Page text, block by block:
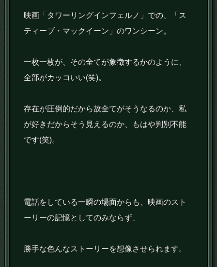
映画「タワーリングインフェルノ」での、「ス
ティーブ・マックイーン」のワンシーン。
一枚一枚が、その全てが象徴するかのように、
全部がカッコいい(笑)。
存在が圧倒的だから故全てがそうなるのか、私
が好きだからそう見えるのか、もはや判別不能
です(笑)。
電話をしている一瞬の場面からも、映画のスト
ーリーの記憶としてのみならず、
勝手な色んなストーリーを想像させられます。